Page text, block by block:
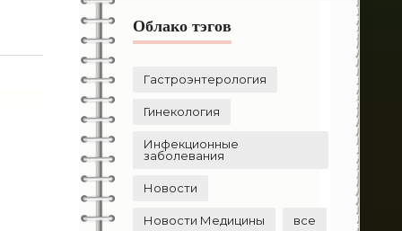
Эндокринология
Хирургия
Облако тэгов
Гастроэнтерология
Гинекология
Инфекционные
заболевания
Новости
Новости Медицины все